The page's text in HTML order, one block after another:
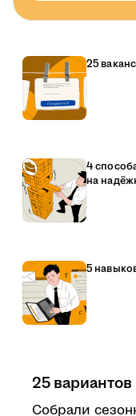
25
4
на
5
25
Собрали